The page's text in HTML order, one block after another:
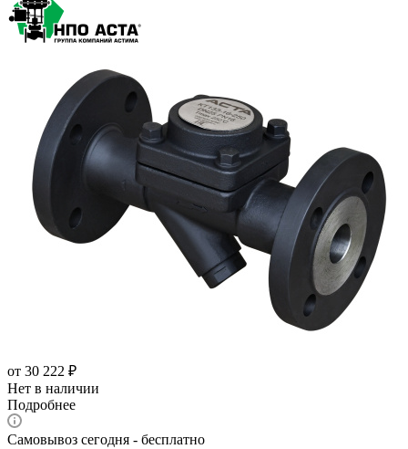
от 30 222 ₽
Нет в наличии
Подробнее
Самовывоз сегодня - бесплатно